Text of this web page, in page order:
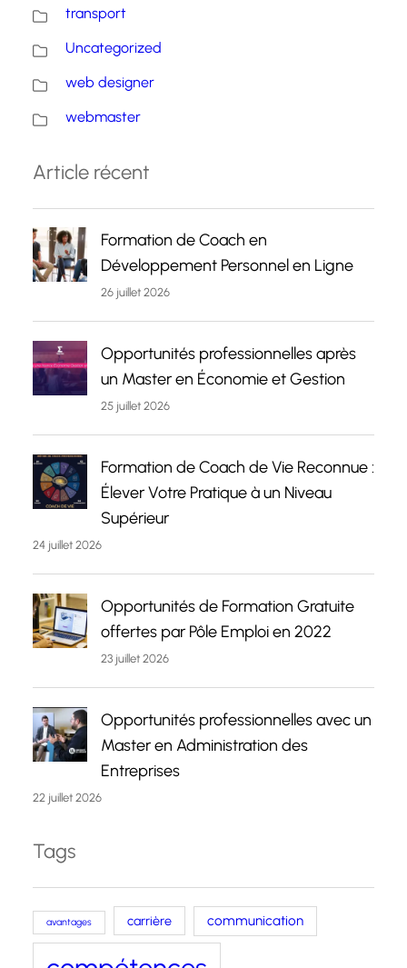
transport
Uncategorized
web designer
webmaster
Article récent
Formation de Coach en
Développement Personnel en Ligne
26 juillet 2026
Opportunités professionnelles après
un Master en Économie et Gestion
25 juillet 2026
Formation de Coach de Vie Reconnue :
Élever Votre Pratique à un Niveau
Supérieur
24 juillet 2026
Opportunités de Formation Gratuite
offertes par Pôle Emploi en 2022
23 juillet 2026
Opportunités professionnelles avec un
Master en Administration des
Entreprises
22 juillet 2026
Tags
avantages carrière communication